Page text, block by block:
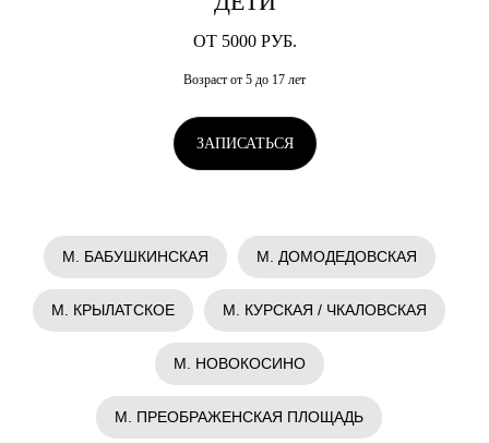
ОТ 5000 РУБ.
Возраст от 5 до 17 лет
ЗАПИСАТЬСЯ
М. БАБУШКИНСКАЯ М. ДОМОДЕДОВСКАЯ
М. КРЫЛАТСКОЕ М. КУРСКАЯ / ЧКАЛОВСКАЯ
М. НОВОКОСИНО
М. ПРЕОБРАЖЕНСКАЯ ПЛОЩАДЬ